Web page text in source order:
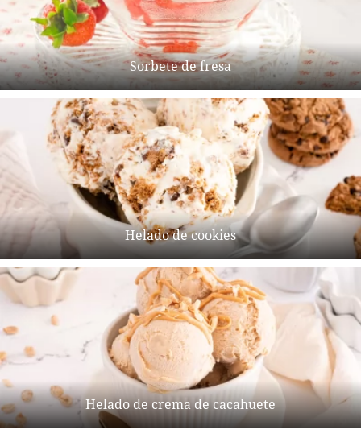
Sorbete de fresa
Helado de cookies
Helado de crema de cacahuete